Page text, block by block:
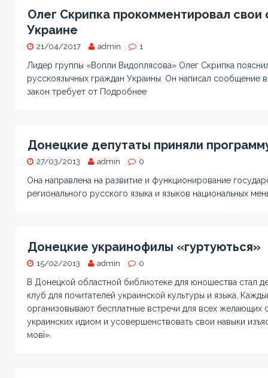
Олег Скрипка прокомментировал свои
Украине
21/04/2017 admin 1
Лидер группы «Вопли Видоплясова» Олег Скрипка
русскоязычных граждан Украины. Он написал сообщение
закон требует от Подробнее
Донецкие депутаты приняли
27/03/2013 admin 0
Она направлена на развитие и функционирование
регионального русского языка и языков национальных
Донецкие украинофилы «гуртуються»
15/02/2013 admin 0
В Донецкой областной библиотеке для юношества стал
клуб для почитателей украинской культуры и языка.
организовывают бесплатные встречи для всех желающих
украинских идиом и усовершенствовать свои навыки
мовi».